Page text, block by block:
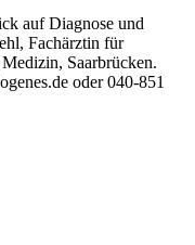
auf Diagnose und
Fachärztin für
Saarbrücken.
oder 040-851